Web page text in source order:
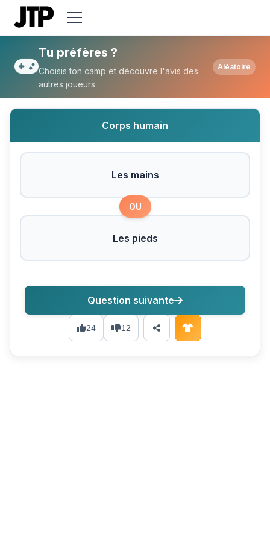
Tu préfères Les mains ou Les pieds ?
Tu préfères ?
Choisis ton camp et découvre l'avis des
autres joueurs
Aléatoire
Corps humain
Les mains
OU
Les pieds
24 12
Question suivante